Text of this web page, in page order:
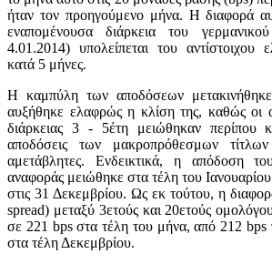
ήταν τον προηγούμενο μήνα. Η διαφορά
εναπομένουσα διάρκεια του
4.01.2014) υπολείπεται του αντίστοιχου
κατά 5 μήνες.
Η καμπύλη των αποδόσεων
αυξήθηκε ελαφρώς η κλίση της, καθώς οι
διάρκειας 3 - 5έτη μειώθηκαν
αποδόσεις των μακροπρόθεσμων
αμετάβλητες. Ενδεικτικά, η απόδοση
αναφοράς μειώθηκε στα τέλη του
στις 31 Δεκεμβρίου. Ως εκ τούτου, η
spread) μεταξύ 3ετούς και 20ετούς
σε 221 bps στα τέλη του μήνα, από 212 bps
στα τέλη Δεκεμβρίου.